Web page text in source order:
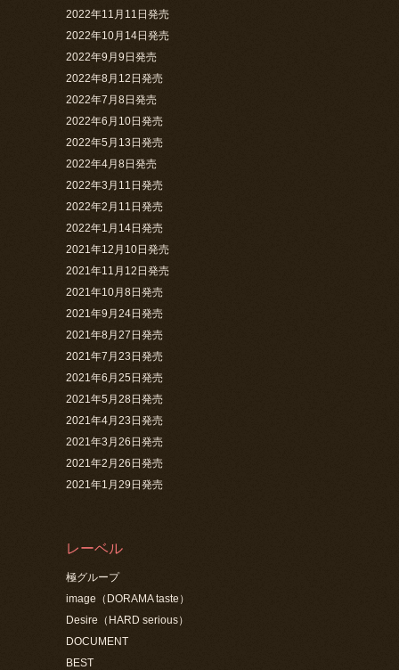
2022年11月11日発売
2022年10月14日発売
2022年9月9日発売
2022年8月12日発売
2022年7月8日発売
2022年6月10日発売
2022年5月13日発売
2022年4月8日発売
2022年3月11日発売
2022年2月11日発売
2022年1月14日発売
2021年12月10日発売
2021年11月12日発売
2021年10月8日発売
2021年9月24日発売
2021年8月27日発売
2021年7月23日発売
2021年6月25日発売
2021年5月28日発売
2021年4月23日発売
2021年3月26日発売
2021年2月26日発売
2021年1月29日発売
レーベル
極グループ
image（DORAMA taste）
Desire（HARD serious）
DOCUMENT
BEST